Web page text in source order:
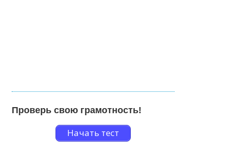
Проверь свою грамотность!
Начать тест